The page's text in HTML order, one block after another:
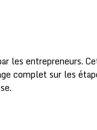
les entrepreneurs.
complet sur les